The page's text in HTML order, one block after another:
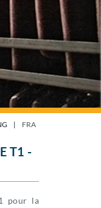
| FRA
T1 -
pour la